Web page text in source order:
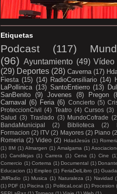
Etiquetas
Podcast (117)
(96) Ayuntamiento (49) Vídeo
(29) Deportes (28) Caverna (17)
Fiesta (15) (14) RadioConsiliario (14)
LaPollinica (13) SantoEntierro (13)
SanBenito (9) Jovenes (8) Pregon
Carnaval (6) Feria (6) Concierto (5)
ProteccionCivil (4) Teatro (4) Cursos (3)
Salud (3) Traslado (3) MundoCofrade
BandaMunicipal
(2) Biblioteca (2)
Formacion (2) ITV (2) Mayores (2) Piano
Romeria (2) Video (2) HdadJesús (1)
(1) 8M (1) Almargen (1) Amalgama (1)
(1) Candilejas (1) Carrera (1) Cena (1) Cine
Comercio (1) Cortema (1) Documental (1)
Educacion (1) Empleo (1) FeriaDelLibro (1)
JMRadio (1) Musica (1) Naturaleza (1) Navidad
(1) PDF (1) Piscina (1) PoliticaLocal (1) Procesion